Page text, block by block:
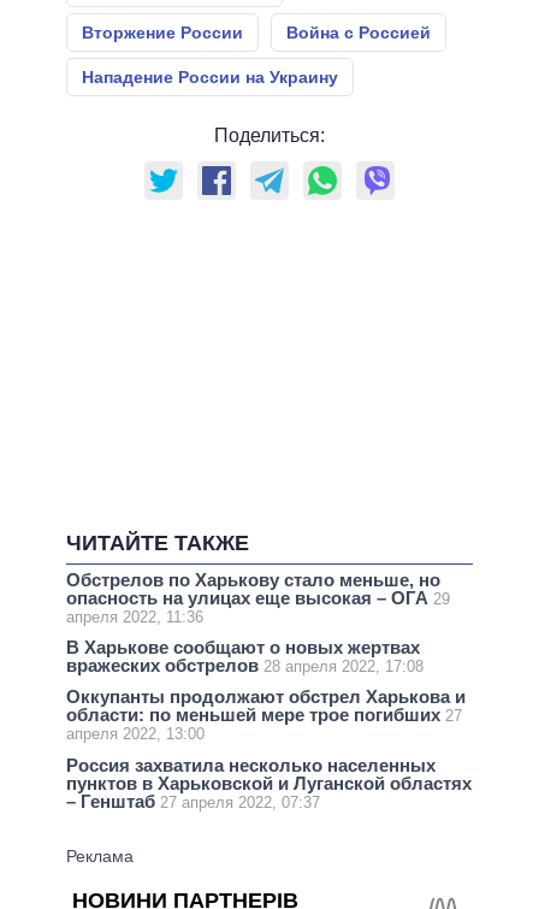
Вторжение России Война с Россией
Нападение России на Украину
Поделиться:
ЧИТАЙТЕ ТАКЖЕ
Обстрелов по Харькову стало меньше, но
опасность на улицах еще высокая – ОГА 29
апреля 2022, 11:36
В Харькове сообщают о новых жертвах
вражеских обстрелов 28 апреля 2022, 17:08
Оккупанты продолжают обстрел Харькова и
области: по меньшей мере трое погибших 27
апреля 2022, 13:00
Россия захватила несколько населенных
пунктов в Харьковской и Луганской областях
– Генштаб 27 апреля 2022, 07:37